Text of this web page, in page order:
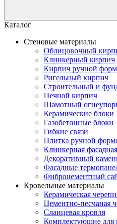
Каталог
Стеновые материалы
Облицовочный
Клинкерный кирпич
Кирпич ручной
Ригельный кирпич
Строительный и
Печной кирпич
Шамотный
Керамические блоки
Газобетонные блоки
Гибкие связи
Плитка ручной
Клинкерная
Декоративный
Фасадные
Фиброцементный
Кровельные материалы
Керамическая
Цементно-песчаная
Сланцевая кровля
Комплектующие для